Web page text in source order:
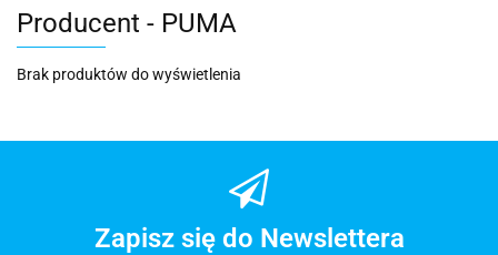
Producent - PUMA
Brak produktów do wyświetlenia
Zapisz się do Newslettera